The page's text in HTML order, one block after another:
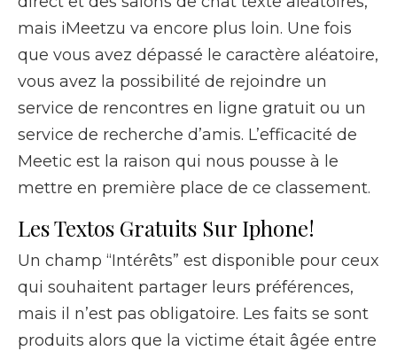
mais iMeetzu va encore plus loin. Une fois
que vous avez dépassé le caractère aléatoire,
vous avez la possibilité de rejoindre un
service de rencontres en ligne gratuit ou un
service de recherche d’amis. L’efficacité de
Meetic est la raison qui nous pousse à le
mettre en première place de ce classement.
Les Textos Gratuits Sur Iphone!
Un champ “Intérêts” est disponible pour ceux
qui souhaitent partager leurs préférences,
mais il n’est pas obligatoire. Les faits se sont
produits alors que la victime était âgée entre